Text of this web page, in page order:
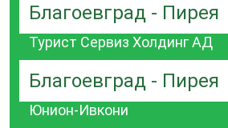
Благоевград - Пирея
Турист Сервиз Холдинг АД
Благоевград - Пирея
Юнион-Ивкони